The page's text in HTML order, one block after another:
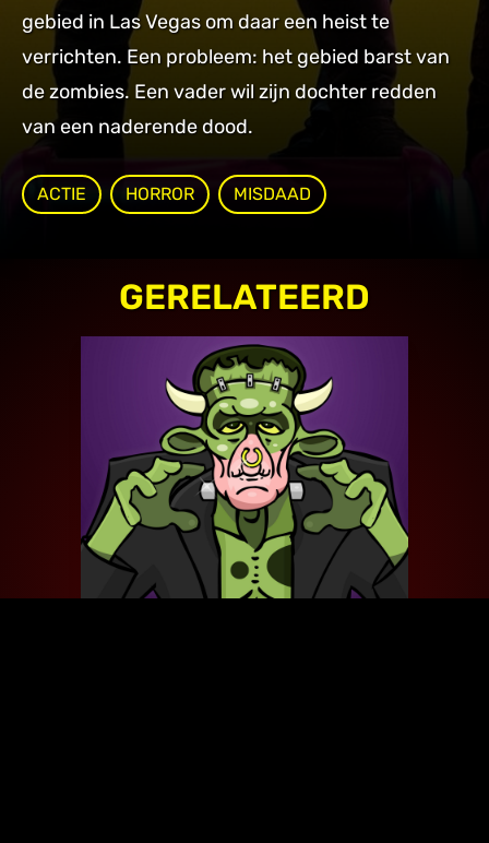
gebied in Las Vegas om daar een heist te
verrichten. Een probleem: het gebied barst van
de zombies. Een vader wil zijn dochter redden
van een naderende dood.
ACTIE HORROR MISDAAD
GERELATEERD